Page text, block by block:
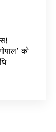
को